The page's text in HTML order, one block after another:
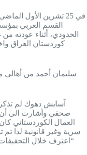
في 25 تشرين الأول
القسم العربي
الحدودي، أثناء عودته
كوردستان العراق
آسايش دهوك لم
صحفي وأشارت الى
العمال الكوردستاني
سرية وغير قانونية لذا
“اعترف خلال